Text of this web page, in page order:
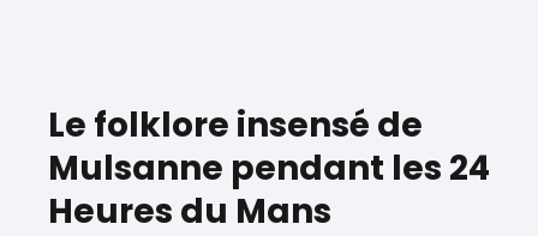
Le folklore insensé de
Mulsanne pendant les 24
Heures du Mans